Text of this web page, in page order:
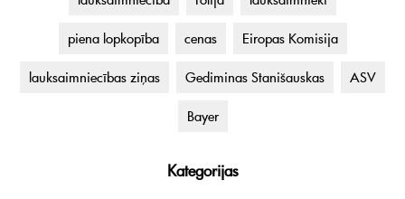
piena lopkopība cenas Eiropas Komisija
lauksaimniecības ziņas Gediminas Stanišauskas ASV
Bayer
Kategorijas